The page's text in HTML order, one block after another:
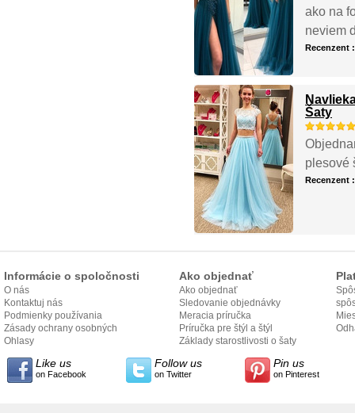
ako na
neviem
Recenzent
Šaty
plesové
Recenzent
Informácie o spoločnosti
O nás
Kontaktuj nás
Podmienky používania
Zásady ochrany osobných
údajov
Ohlasy
Ako objednať
Ako objednať
Sledovanie objednávky
Meracia príručka
Príručka pre štýl a štýl
Základy starostlivosti o šaty
Like us
on Facebook
Follow us
on Twitter
Pin us
on Pinterest